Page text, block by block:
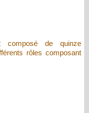
composé de quinze
rôles composant